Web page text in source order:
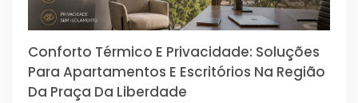
Conforto Térmico E Privacidade: Soluções
Para Apartamentos E Escritórios Na Região
Da Praça Da Liberdade